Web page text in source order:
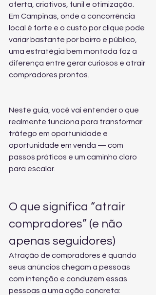
oferta, criativos, funil e otimização.
Em Campinas, onde a concorrência
local é forte e o custo por clique pode
variar bastante por bairro e público,
uma estratégia bem montada faz a
diferença entre gerar curiosos e atrair
compradores prontos.
Neste guia, você vai entender o que
realmente funciona para transformar
tráfego em oportunidade e
oportunidade em venda — com
passos práticos e um caminho claro
para escalar.
O que significa “atrair
compradores” (e não
apenas seguidores)
Atração de compradores é quando
seus anúncios chegam a pessoas
com intenção e conduzem essas
pessoas a uma ação concreta: